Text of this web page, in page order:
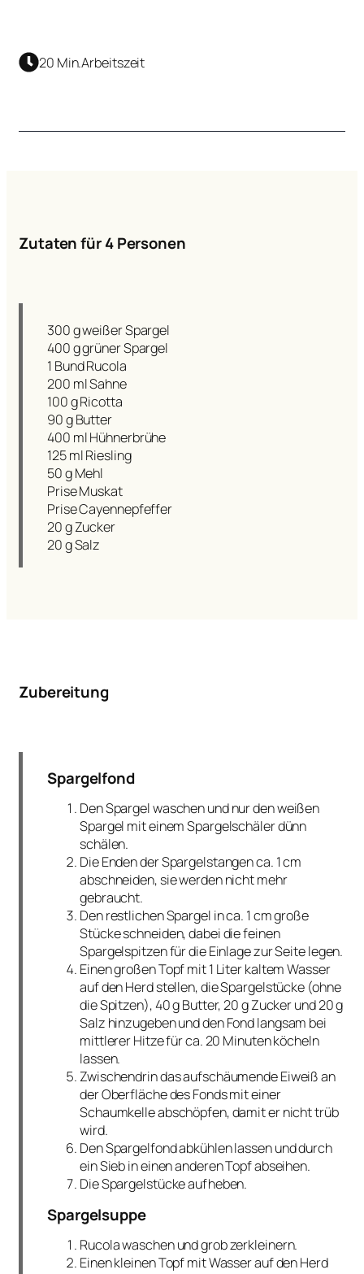
20 Min.Arbeitszeit
Zutaten für 4 Personen
300 g weißer Spargel
400 g grüner Spargel
1 Bund Rucola
200 ml Sahne
100 g Ricotta
90 g Butter
400 ml Hühnerbrühe
125 ml Riesling
50 g Mehl
Prise Muskat
Prise Cayennepfeffer
20 g Zucker
20 g Salz
Zubereitung
Spargelfond
Den Spargel waschen und nur den weißen
Spargel mit einem Spargelschäler dünn
schälen.
Die Enden der Spargelstangen ca. 1 cm
abschneiden, sie werden nicht mehr
gebraucht.
Den restlichen Spargel in ca. 1 cm große
Stücke schneiden, dabei die feinen
Spargelspitzen für die Einlage zur Seite legen.
Einen großen Topf mit 1 Liter kaltem Wasser
auf den Herd stellen, die Spargelstücke (ohne
die Spitzen), 40 g Butter, 20 g Zucker und 20 g
Salz hinzugeben und den Fond langsam bei
mittlerer Hitze für ca. 20 Minuten köcheln
lassen.
Zwischendrin das aufschäumende Eiweiß an
der Oberfläche des Fonds mit einer
Schaumkelle abschöpfen, damit er nicht trüb
wird.
Den Spargelfond abkühlen lassen und durch
ein Sieb in einen anderen Topf abseihen.
Die Spargelstücke aufheben.
Spargelsuppe
Rucola waschen und grob zerkleinern.
Einen kleinen Topf mit Wasser auf den Herd